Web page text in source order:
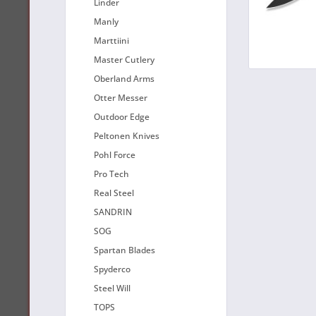
Linder
Manly
Marttiini
Master Cutlery
Oberland Arms
Otter Messer
Outdoor Edge
Peltonen Knives
Pohl Force
Pro Tech
Real Steel
SANDRIN
SOG
Spartan Blades
Spyderco
Steel Will
TOPS